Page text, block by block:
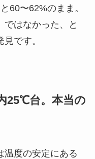
60〜62%のまま。
ではなかった、と
です。
25℃台。本当の
温度の安定にある